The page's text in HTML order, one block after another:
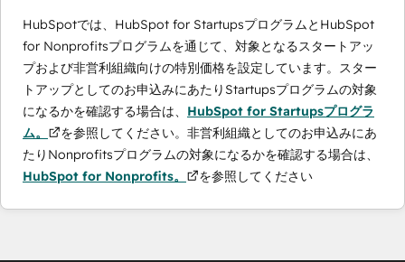
HubSpotでは、HubSpot for StartupsプログラムとHubSpot
for Nonprofitsプログラムを通じて、対象となるスタートアッ
プおよび非営利組織向けの特別価格を設定しています。スター
トアップとしてのお申込みにあたりStartupsプログラムの対象
になるかを確認する場合は、 HubSpot for Startupsプログラ
ム。
を参照してください。非営利組織としてのお申込みにあ
たりNonprofitsプログラムの対象になるかを確認する場合は、
HubSpot for Nonprofits。
を参照してください